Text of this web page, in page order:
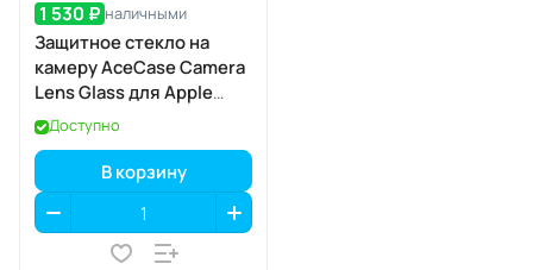
1 530 ₽ наличными
Защитное стекло на
камеру AceCase Camera
Lens Glass для Apple
iPhone 17 Pro / 17 Pro Max
Доступно
В корзину